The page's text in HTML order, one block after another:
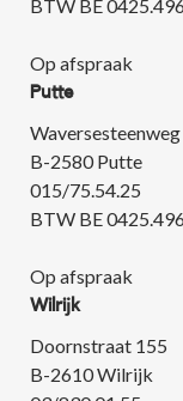
BTW BE
Op afspraak
Putte
B-2580 Putte
015/75.54.25
BTW BE
Op afspraak
Wilrijk
Doornstraat 155
B-2610 Wilrijk